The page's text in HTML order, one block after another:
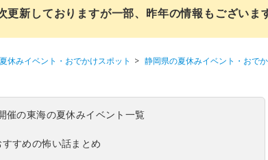
更新しておりますが一部、昨年の情報もございま
休みイベント・おでかけスポット 静岡県の夏休みイベント・おで
催の東海の夏休みイベント一覧
すすめの怖い話まとめ